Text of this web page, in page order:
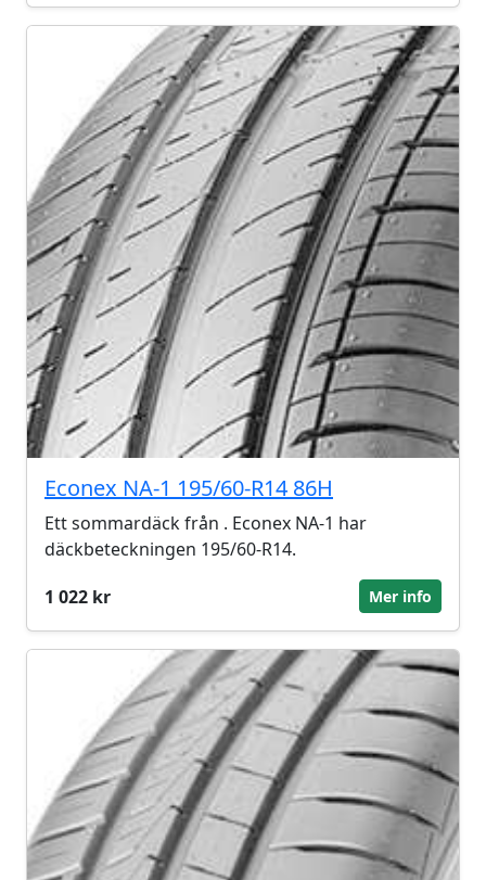
Econex NA-1 195/60-R14 86H
Ett sommardäck från . Econex NA-1 har
däckbeteckningen 195/60-R14.
1 022 kr
Mer info